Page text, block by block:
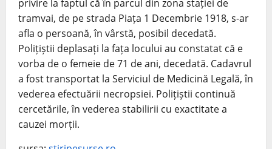
privire la faptul că în parcul din zona stației de
tramvai, de pe strada Piața 1 Decembrie 1918, s-ar
afla o persoană, în vârstă, posibil decedată.
Polițiștii deplasați la fața locului au constatat că e
vorba de o femeie de 71 de ani, decedată. Cadavrul
a fost transportat la Serviciul de Medicină Legală, în
vederea efectuării necropsiei. Polițiștii continuă
cercetările, în vederea stabilirii cu exactitate a
cauzei morții.